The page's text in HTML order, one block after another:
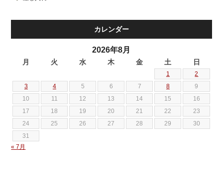
カレンダー
2026年8月
月 火 水 木 金 土 日
1
2
3
4 5 6 7 8
9
10
11 12 13 14 15
16
17
18 19 20 21 22
23
24
25 26 27 28 29
30
31
« 7月